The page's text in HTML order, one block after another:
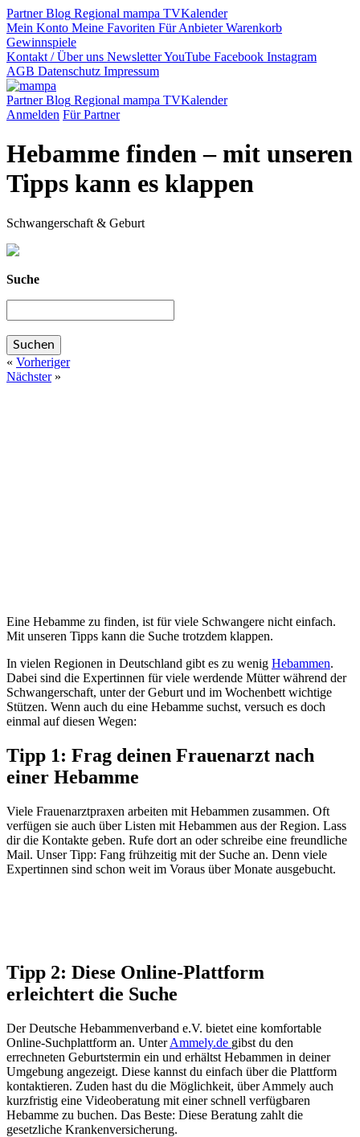
PartnerBlog Regional mampa TVKalender
Mein Konto Meine Favoriten Für AnbieterWarenkorb
Gewinnspiele
Kontakt / Über uns NewsletterYouTube Facebook Instagram
AGB Datenschutz Impressum
PartnerBlog Regional mampa TVKalender
Anmelden Für Partner
Hebamme finden – mit unseren
Tipps kann es klappen
Schwangerschaft & Geburt
Suche
« Vorheriger
Nächster»
Eine Hebamme zu finden, ist für viele Schwangere nicht einfach.
Mit unseren Tipps kann die Suche trotzdem klappen.
In vielen Regionen in Deutschland gibt es zu wenig Hebammen.
Dabei sind die Expertinnen für viele werdende Mütter während der
Schwangerschaft, unter der Geburt und im Wochenbett wichtige
Stützen. Wenn auch du eine Hebamme suchst, versuch es doch
einmal auf diesen Wegen:
Tipp 1: Frag deinen Frauenarzt nach
einer Hebamme
Viele Frauenarztpraxen arbeiten mit Hebammen zusammen. Oft
verfügen sie auch über Listen mit Hebammen aus der Region. Lass
dir die Kontakte geben. Rufe dort an oder schreibe eine freundliche
Mail. Unser Tipp: Fang frühzeitig mit der Suche an. Denn viele
Expertinnen sind schon weit im Voraus über Monate ausgebucht.
Tipp 2: Diese Online-Plattform
erleichtert die Suche
Der Deutsche Hebammenverband e.V. bietet eine komfortable
Online-Suchplattform an. UnterAmmely.de gibst du den
errechneten Geburtstermin ein und erhältst Hebammen in deiner
Umgebung angezeigt. Diese kannst du einfach über die Plattform
kontaktieren. Zuden hast du die Möglichkeit, über Ammely auch
kurzfristig eine Videoberatung mit einer schnell verfügbaren
Hebamme zu buchen. Das Beste: Diese Beratung zahlt die
gesetzliche Krankenversicherung.